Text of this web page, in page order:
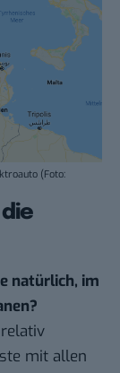
(Foto:
natürlich, im
mit allen